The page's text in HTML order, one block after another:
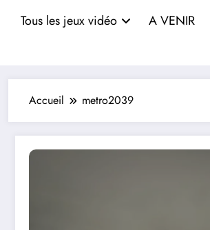
Tous les jeux vidéo A VENIR
Accueil metro2039